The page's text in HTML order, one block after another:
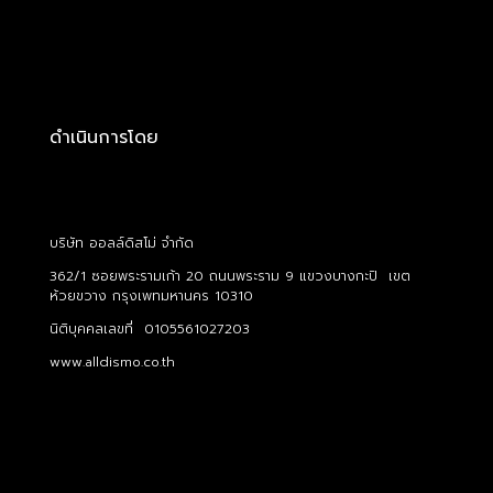
ดำเนินการโดย
บริษัท ออลล์ดิสโม่ จำกัด
362/1 ซอยพระรามเก้า 20 ถนนพระราม 9 แขวงบางกะปิ เขต
ห้วยขวาง กรุงเพทมหานคร 10310
นิติบุคคลเลขที่ 0105561027203
www.alldismo.co.th